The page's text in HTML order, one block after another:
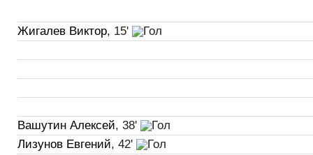
Жигалев Виктор, 15'
Вашутин Алексей, 38'
Лизунов Евгений, 42'